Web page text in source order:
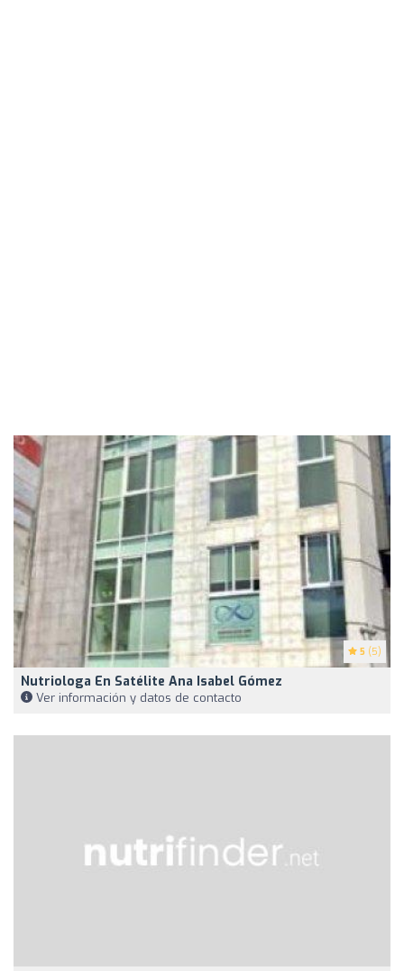
5 (5)
Nutriologa En Satélite Ana Isabel Gómez
Ver información y datos de contacto